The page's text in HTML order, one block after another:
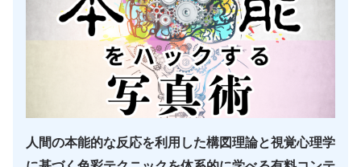
人間の本能的な反応を利用した構図理論と視覚心理学